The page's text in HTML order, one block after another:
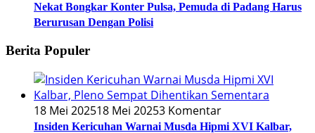
Nekat Bongkar Konter Pulsa, Pemuda di Padang Harus
Berurusan Dengan Polisi
Berita Populer
18 Mei 202518 Mei 20253 Komentar
Insiden Kericuhan Warnai Musda Hipmi XVI Kalbar,